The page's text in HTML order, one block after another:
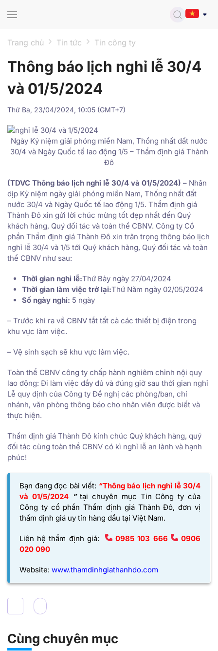
Trang chủ Tin tức Tin công ty
Thông báo lịch nghỉ lễ 30/4
và 01/5/2024
Thứ Ba, 23/04/2024, 10:05 (GMT+7)
Ngày Kỷ niệm giải phóng miền Nam, Thống nhất đất nước
30/4 và Ngày Quốc tế lao động 1/5 – Thẩm định giá Thành
Đô
(TDVC Thông báo lịch nghỉ lễ 30/4 và 01/5/2024) – Nhân
dịp Kỷ niệm ngày giải phóng miền Nam, Thống nhất đất
nước 30/4 và Ngày Quốc tế lao động 1/5. Thẩm định giá
Thành Đô xin gửi lời chúc mừng tốt đẹp nhất đến Quý
khách hàng, Quý đối tác và toàn thể CBNV. Công ty Cổ
phần Thẩm định giá Thành Đô xin trân trọng thông báo lịch
nghỉ lễ 30/4 và 1/5 tới Quý khách hàng, Quý đối tác và toàn
thể CBNV như sau:
Thời gian nghỉ lễ:Thứ Bảy ngày 27/04/2024
Thời gian làm việc trở lại:Thứ Năm ngày 02/05/2024
Số ngày nghỉ: 5 ngày
– Trước khi ra về CBNV tắt tất cả các thiết bị điện trong
khu vực làm việc.
– Vệ sinh sạch sẽ khu vực làm việc.
Toàn thể CBNV công ty chấp hành nghiêm chỉnh nội quy
lao động: Đi làm việc đầy đủ và đúng giờ sau thời gian nghỉ
Lễ quy định của Công ty Đề nghị các phòng/ban, chi
nhánh, văn phòng thông báo cho nhân viên được biết và
thực hiện.
Thẩm định giá Thành Đô kính chúc Quý khách hàng, quý
đối tác cùng toàn thể CBNV có kì nghỉ lễ an lành và hạnh
phúc!
Bạn đang đọc bài viết: “Thông báo lịch nghỉ lễ 30/4
và 01/5/2024 ” tại chuyên mục Tin Công ty của
Công ty cổ phần Thẩm định giá Thành Đô, đơn vị
thẩm định giá uy tín hàng đầu tại Việt Nam.
Liên hệ thẩm định giá: 0985 103 666
0906
020 090
Website: www.thamdinhgiathanhdo.com
Cùng chuyên mục